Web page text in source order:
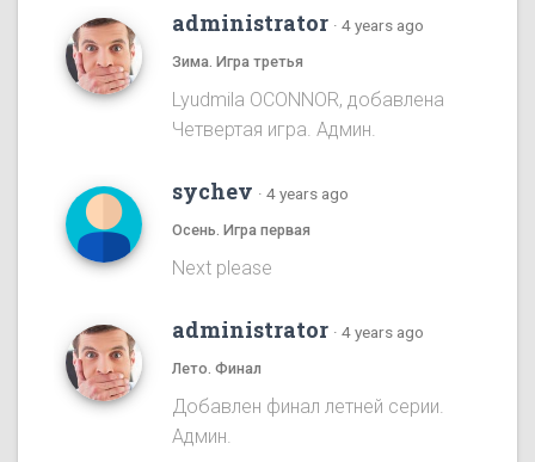
administrator · 4 years ago
Зима. Игра третья
Lyudmila OCONNOR, добавлена
Четвертая игра. Админ.
sychev · 4 years ago
Осень. Игра первая
Next please
administrator · 4 years ago
Лето. Финал
Добавлен финал летней серии.
Админ.